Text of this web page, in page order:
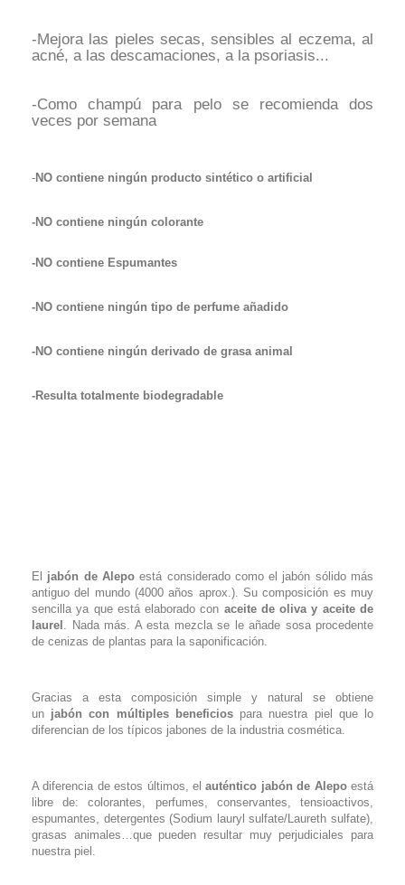
-Mejora las pieles secas, sensibles al eczema, al
acné, a las descamaciones, a la psoriasis...
-Como champú para pelo se recomienda dos
veces por semana
-NO contiene ningún producto sintético o artificial
-NO contiene ningún colorante
-NO contiene Espumantes
-NO contiene ningún tipo de perfume añadido
-NO contiene ningún derivado de grasa animal
-Resulta totalmente biodegradable
El jabón de Alepoestá considerado como el jabón sólido más
antiguo del mundo (4000 años aprox.). Su composición es muy
sencilla ya que está elaborado con aceite de oliva y aceite de
laurel . Nada más. A esta mezcla se le añade sosa procedente
de cenizas de plantas para la saponificación.
Gracias a esta composición simple y natural se obtiene
un jabón con múltiples beneficiospara nuestra piel que lo
diferencian de los típicos jabones de la industria cosmética.
A diferencia de estos últimos, elauténtico jabón de Alepoestá
libre de: colorantes, perfumes, conservantes, tensioactivos,
espumantes, detergentes (Sodium lauryl sulfate/Laureth sulfate),
grasas animales…que pueden resultar muy perjudiciales para
nuestra piel.